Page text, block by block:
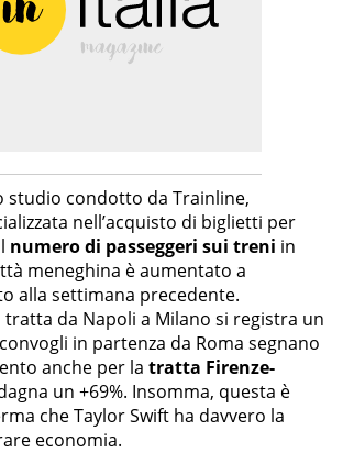
studio condotto da Trainline,
nell’acquisto di biglietti per
numero di passeggeri sui treni in
meneghina è aumentato a
alla settimana precedente.
da Napoli a Milano si registra un
in partenza da Roma segnano
anche per la tratta Firenze-
un +69%. Insomma, questa è
che Taylor Swift ha davvero la
economia.